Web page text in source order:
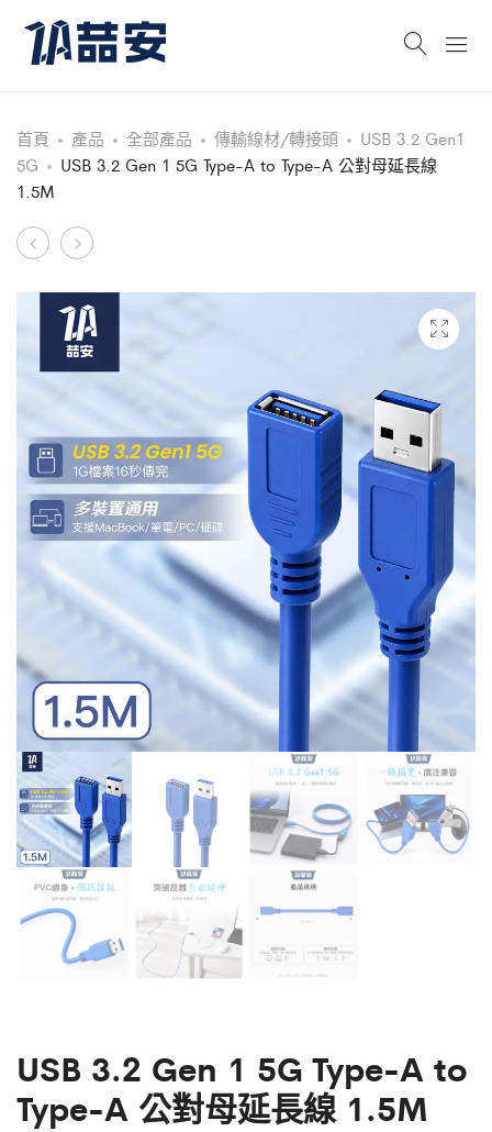
首頁 產品 全部產品 傳輸線材/轉接頭
USB 3.2 Gen1
5G
USB 3.2 Gen 1 5G Type-A to Type-A 公對母延長線
1.5M
Product
navigation
DP
DP
1.4
公
對
公
影
音
連
接
線
USB3.2
10G
Type-
A
to
Type-
C
高
速
充
電
線
1.5M
USB 3.2 Gen 1 5G Type-A to
Type-A 公對母延長線 1.5M